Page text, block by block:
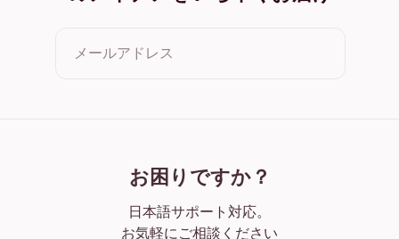
メールアドレス
お困りですか？
日本語サポート対応。
お気軽にご相談ください